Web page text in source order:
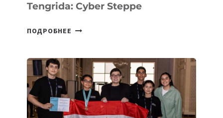
Tengrida: Cyber Steppe
ПОДРОБНЕЕ
ASTANA
ПРЕДСТАВИЛИ
АРТ-
ФИЛЬМ
TENGRIDA: